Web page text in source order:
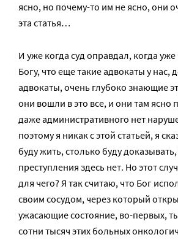
ясно, но почему-то им не ясно, они
эта статья…
И уже когда суд оправдал, когда
Богу, что еще такие адвокаты у нас,
адвокаты, очень глубоко знающие
они вошли в это все, и они там ясно
даже административного нет
поэтому я никак с этой статьей, я
буду жить, столько буду
преступления здесь нет. Но этот
для чего? Я так считаю, что Бог
своим сосудом, через который
ужасающие состояние, во-первых,
сотни тысяч этих больных